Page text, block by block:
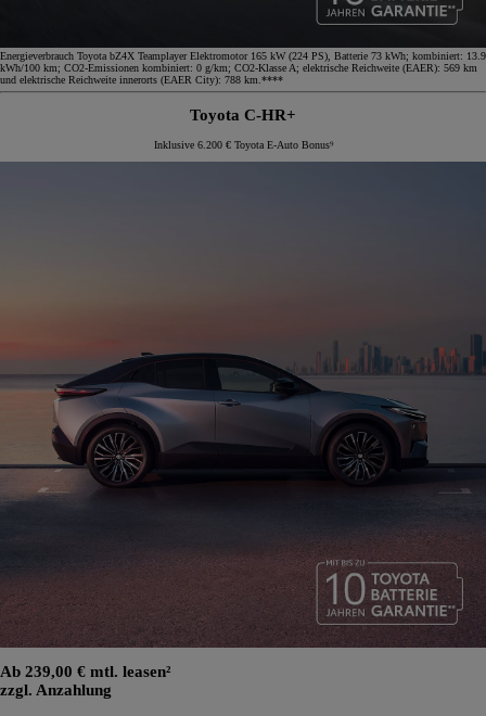
Energieverbrauch Toyota bZ4X Teamplayer Elektromotor 165 kW (224 PS), Batterie 73 kWh; kombiniert: 13.9
kWh/100 km; CO2-Emissionen kombiniert: 0 g/km; CO2-Klasse A; elektrische Reichweite (EAER): 569 km
und elektrische Reichweite innerorts (EAER City): 788 km.****
Toyota C-HR+
Inklusive 6.200 € Toyota E-Auto Bonus⁹
Ab 239,00 € mtl. leasen²
zzgl. Anzahlung